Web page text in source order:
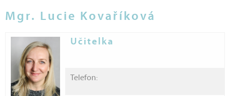
Mgr. Lucie Kovaříková
Učitelka
Telefon: